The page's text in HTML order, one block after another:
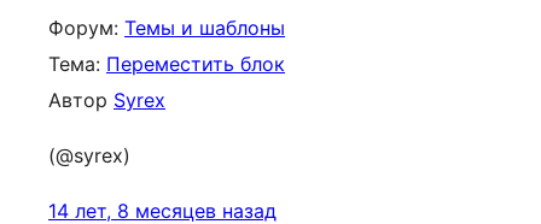
Форум: Темы и шаблоны
Тема: Переместить блок
Автор Syrex
(@syrex)
14 лет, 8 месяцев назад